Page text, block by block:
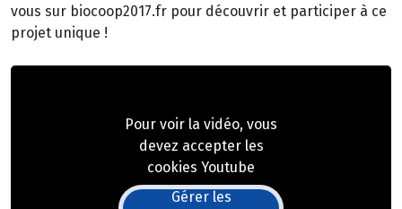
vous sur biocoop2017.fr pour découvrir et participer à ce
projet unique !
Pour voir la vidéo, vous
devez accepter les
cookies Youtube
Gérer les